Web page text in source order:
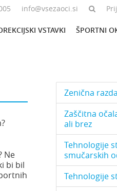
info@vsezaoci.si
VSTAVKI ŠPORTNI
Ne
bi bil
Zenična
Zaščitna
ali brez
Tehnologije
smučarskih
Tehnologije